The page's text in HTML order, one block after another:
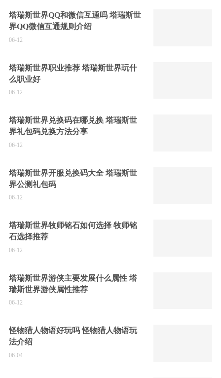
塔瑞斯世界QQ和微信互通吗 塔瑞斯世
界QQ微信互通规则介绍
06-12
塔瑞斯世界职业推荐 塔瑞斯世界玩什
么职业好
06-12
塔瑞斯世界兑换码在哪兑换 塔瑞斯世
界礼包码兑换方法分享
06-12
塔瑞斯世界开服兑换码大全 塔瑞斯世
界公测礼包码
06-12
塔瑞斯世界牧师铭石如何选择 牧师铭
石选择推荐
06-12
塔瑞斯世界游侠主要发展什么属性 塔
瑞斯世界游侠属性推荐
06-12
怪物猎人物语好玩吗 怪物猎人物语玩
法介绍
06-04